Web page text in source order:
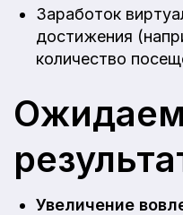
Заработок
достижения
количество
Увеличение